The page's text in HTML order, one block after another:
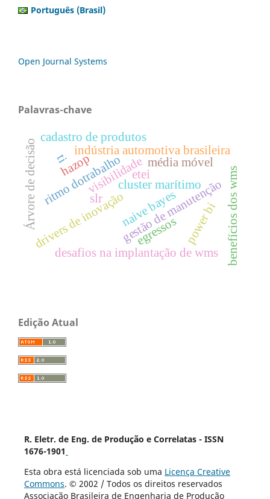
Português (Brasil)
Open Journal Systems
Palavras-chave
visibilidade
indústria automotiva brasileira
cluster marítimo
drivers de inovaçãogestão de manutenção
ritmo dotrabalho
slr naive bayes
Árvore de decisão
cadastro de produtos
desafios na implantação de wms benefícios dos wms
hazop etei
power bi
ti
egressos
média móvel
Edição Atual
R. Eletr. de Eng. de Produção e Correlatas - ISSN
1676-1901
Esta obra está licenciada sob uma Licença Creative
Commons. © 2002 / Todos os direitos reservados
Associação Brasileira de Engenharia de Produção